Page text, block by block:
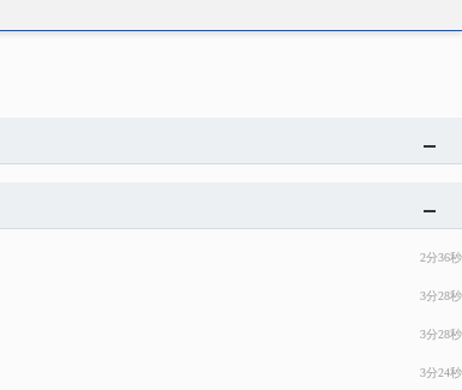
2分36秒
3分28秒
3分28秒
3分24秒